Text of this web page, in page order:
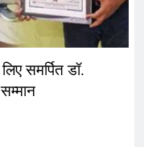
समर्पित डॉ.